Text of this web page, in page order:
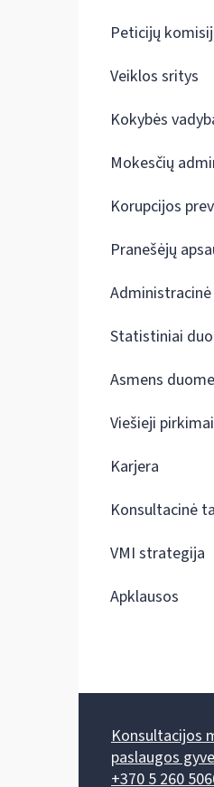
Peticijų
Veiklos sritys
Kokybės
Mokesčių
Korupcijos
Pranešėjų
Statistiniai
Asmens
Viešieji pirkimai
Karjera
Konsultacinė
VMI strategija
Apklausos
Konsultacijos
paslaugos
+370 5 260